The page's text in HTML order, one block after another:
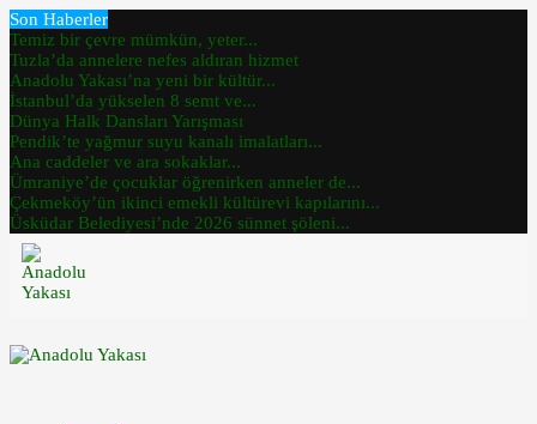
Son Haberler
Temiz bir çevre mümkün, yeter...
Tuzla’da annelere nefes aldıran hizmet
Anadolu Yakası’na yeni bir kültür...
İstanbul’da yükselen 8 semt ve...
Dünya Halk Dansları Yarışması
Pendik’te yağmur suyu kanalı imalatları...
Ana caddeler ve ara sokaklar...
Ümraniye’de çocuklar öğrenirken anneler de...
Çekmeköy’ün ikinci emekli kültürevi kapılarını...
Üsküdar Belediyesi’nde 2026 sünnet şöleni...